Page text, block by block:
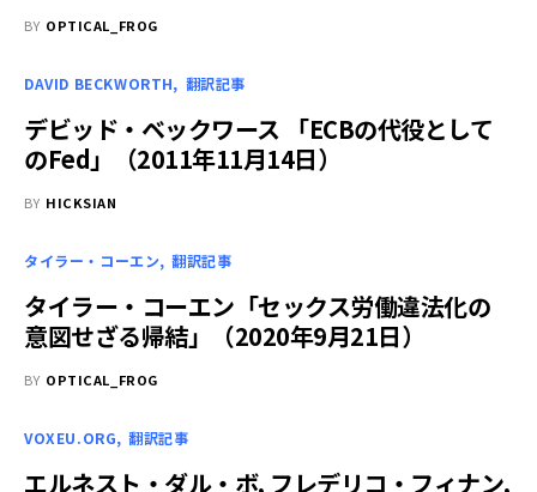
BY OPTICAL_FROG
DAVID BECKWORTH 翻訳記事
デビッド・ベックワース 「ECBの代役として
のFed」（2011年11月14日）
BY HICKSIAN
タイラー・コーエン 翻訳記事
タイラー・コーエン「セックス労働違法化の
意図せざる帰結」（2020年9月21日）
BY OPTICAL_FROG
VOXEU.ORG 翻訳記事
エルネスト・ダル・ボ, フレデリコ・フィナン,